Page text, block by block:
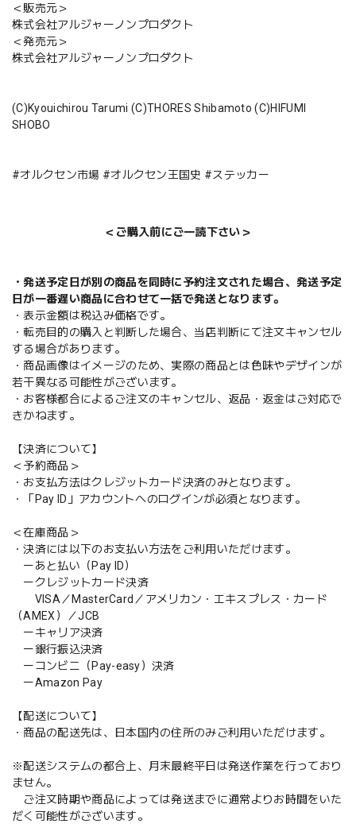
＜販売元＞
株式会社アルジャーノンプロダクト
＜発売元＞
株式会社アルジャーノンプロダクト
(C)Kyouichirou Tarumi (C)THORES Shibamoto (C)HIFUMI
SHOBO
#オルクセン市場 #オルクセン王国史 #ステッカー
＜ご購入前にご一読下さい＞
・発送予定日が別の商品を同時に予約注文された場合、発送予定
日が一番遅い商品に合わせて一括で発送となります。
・表示金額は税込み価格です。
・転売目的の購入と判断した場合、当店判断にて注文キャンセル
する場合があります。
・商品画像はイメージのため、実際の商品とは色味やデザインが
若干異なる可能性がございます。
・お客様都合によるご注文のキャンセル、返品・返金はご対応で
きかねます。
【決済について】
＜予約商品＞
・お支払方法はクレジットカード決済のみとなります。
・「Pay ID」アカウントへのログインが必須となります。
＜在庫商品＞
・決済には以下のお支払い方法をご利用いただけます。
ーあと払い（Pay ID）
ークレジットカード決済
VISA／MasterCard／アメリカン・エキスプレス・カード
（AMEX）／JCB
ーキャリア決済
ー銀行振込決済
ーコンビニ（Pay-easy）決済
ーAmazon Pay
【配送について】
・商品の配送先は、日本国内の住所のみご利用いただけます。
※配送システムの都合上、月末最終平日は発送作業を行っており
ません。
ご注文時期や商品によっては発送までに通常よりお時間をいた
だく可能性がございます。